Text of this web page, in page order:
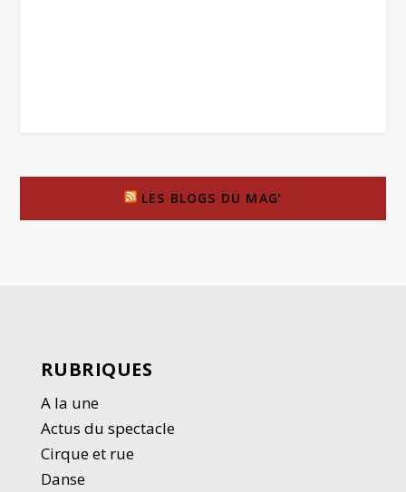
LES BLOGS DU MAG’
RUBRIQUES
A la une
Actus du spectacle
Cirque et rue
Danse